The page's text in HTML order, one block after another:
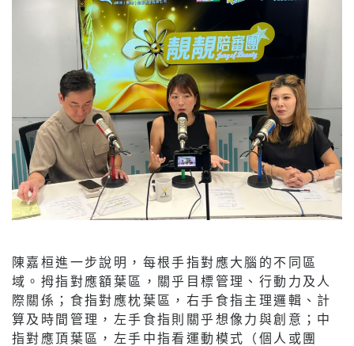
陳嘉桓進一步說明，每根手指對應大腦的不同區
域。拇指對應額葉區，關乎目標管理、行動力及人
際關係；食指對應枕葉區，右手食指主理邏輯、計
算及時間管理，左手食指則關乎想像力與創意；中
指對應頂葉區，左手中指看運動模式（個人或團